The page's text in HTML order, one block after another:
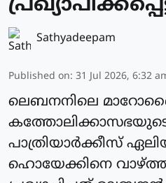
Sathyadeepam
Published on: 31 Jul 2026, 6:32
ലെബനനിലെ
പാത്രിയാര്‍ക്കീസ്
ഹൊയേക്കിനെ